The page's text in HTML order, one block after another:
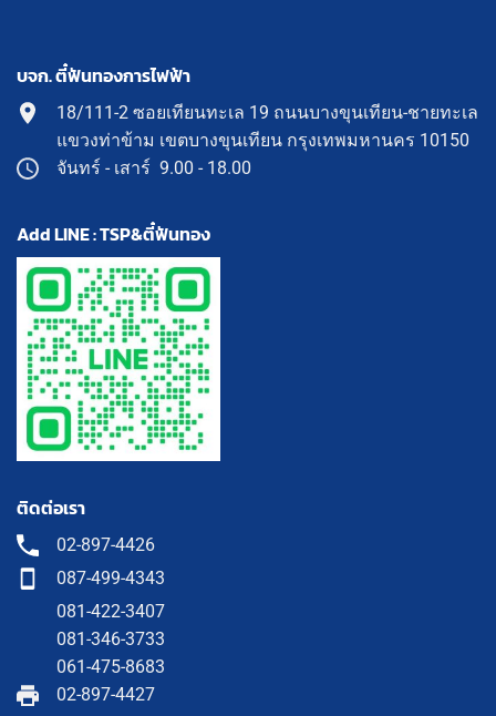
บจก. ตี๋ฟันทองการไฟฟ้า
18/111-2 ซอยเทียนทะเล 19 ถนนบางขุนเทียน-ชายทะเล
แขวงท่าข้าม เขตบางขุนเทียน กรุงเทพมหานคร 10150
จันทร์ - เสาร์ 9.00 - 18.00
Add LINE : TSP&ตี๋ฟันทอง
ติดต่อเรา
02-897-4426
087-499-4343
081-422-3407
081-346-3733
061-475-8683
02-897-4427